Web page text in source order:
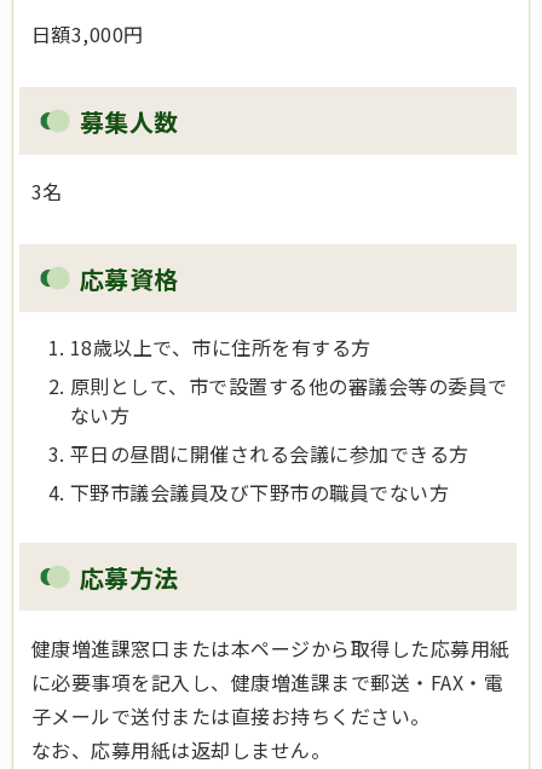
日額3,000円
募集人数
3名
応募資格
18歳以上で、市に住所を有する方
原則として、市で設置する他の審議会等の委員で
ない方
平日の昼間に開催される会議に参加できる方
下野市議会議員及び下野市の職員でない方
応募方法
健康増進課窓口または本ページから取得した応募用紙
に必要事項を記入し、健康増進課まで郵送・FAX・電
子メールで送付または直接お持ちください。
なお、応募用紙は返却しません。